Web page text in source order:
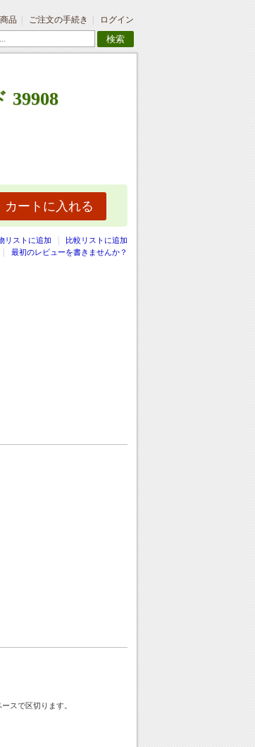
品 ご注文の手続き ログイン
検索
39908
カートに入れる
リストに追加
比較リストに追加
最初のレビューを書きませんか？
スで区切ります。